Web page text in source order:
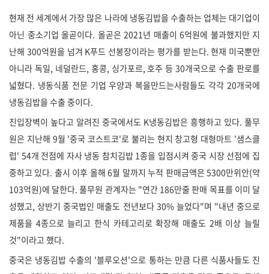
현재 전 세계에서 가장 많은 나라에 냉동김밥을 수출하는 업체는 대기업이
아닌 중소기업 올곧이다. 올곧은 2021년 매출이 6억원에 불과했지만 지
난해 300억원을 넘겨 K푸드 선봉장이라는 평가를 받는다. 현재 미국뿐만
아니라 독일, 네덜란드, 홍콩, 싱가포르, 호주 등 30개국으로 수출 판로를
넓혔다. 냉동식품 전문 기업 우양과 복을만드는사람들도 각각 20개국에
냉동김밥을 수출 중이다.
진입장벽이 높다고 알려진 중국에서도 K냉동김밥은 흥행하고 있다. 풀무
원은 지난해 9월 '중국 코스트코'로 불리는 현지 창고형 대형마트 '샘스클
럽' 54개 전점에 자사 냉동 참치김밥 1종을 입점시켜 중국 시장 선점에 집
중하고 있다. 출시 이후 올해 6월 말까지 누적 판매금액은 5300만위안(약
103억원)에 달한다. 풀무원 관계자는 "연간 186만줄 판매 목표를 이미 달
성했고, 상반기 중국법인 매출도 전년보다 30% 늘었다"며 "내년 중으로
제품을 4종으로 늘리고 한식 카테고리로 확장해 매출도 2배 이상 늘릴
것"이라고 했다.
중국은 냉동김밥 수출의 '블루오션'으로 통하는 만큼 다른 식품사들도 진